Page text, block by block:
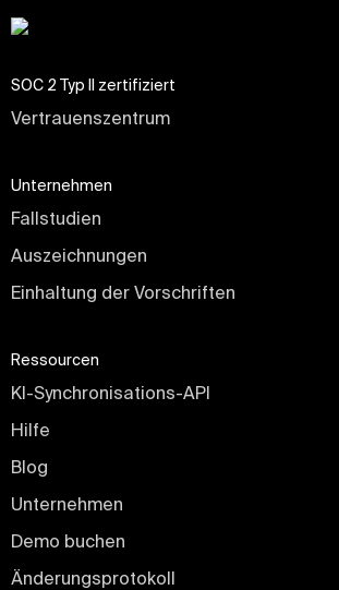
SOC 2 Typ II zertifiziert
Vertrauenszentrum
Unternehmen
Fallstudien
Auszeichnungen
Einhaltung der Vorschriften
Ressourcen
KI-Synchronisations-API
Hilfe
Blog
Unternehmen
Demo buchen
Änderungsprotokoll